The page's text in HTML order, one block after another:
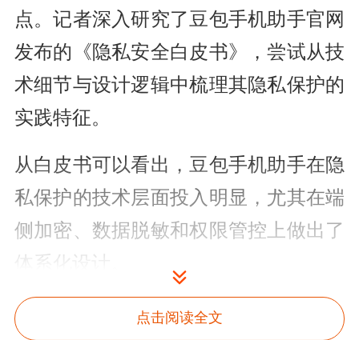
点。记者深入研究了豆包手机助手官网
发布的《隐私安全白皮书》，尝试从技
术细节与设计逻辑中梳理其隐私保护的
实践特征。
从白皮书可以看出，豆包手机助手在隐
私保护的技术层面投入明显，尤其在端
侧加密、数据脱敏和权限管控上做出了
体系化设计。
而隐私保护不仅是技术问题，更是生态
点击阅读全文